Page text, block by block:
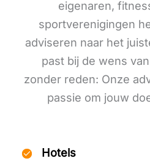
eigenaren,
sportverenigingen
adviseren naar het
past bij de wens
zonder reden: Onze
passie om jouw
Hotels